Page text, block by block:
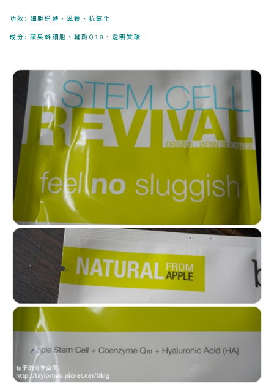
功效: 細胞逆轉、滋養、抗氧化
成分: 蘋果幹細胞、輔酶Q10、透明質酸